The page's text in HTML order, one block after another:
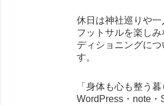
休日は神社巡りや一
フットサルを楽し
ディショニングに
す。
「身体も心も整う
WordPress・note